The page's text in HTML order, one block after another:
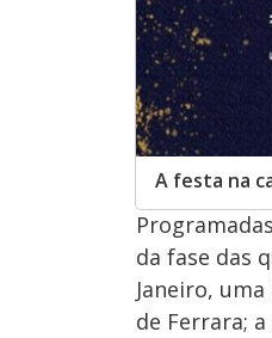
A festa na
da fase das
Janeiro,
de Ferrara;